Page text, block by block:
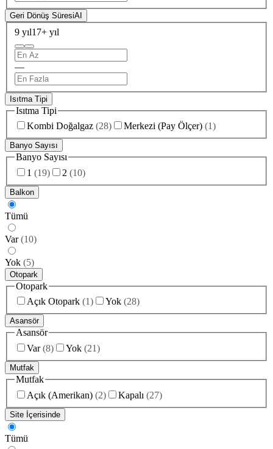
Geri Dönüş SüresiAI
9 yıl17+ yıl
—
Isıtma Tipi
Isıtma Tipi
Kombi Doğalgaz (28) Merkezi (Pay Ölçer) (1)
Banyo Sayısı
Banyo Sayısı
1 (19) 2 (10)
Balkon
Tümü
Var (10)
Yok (5)
Otopark
Otopark
Açık Otopark (1) Yok (28)
Asansör
Asansör
Var (8) Yok (21)
Mutfak
Mutfak
Açık (Amerikan) (2) Kapalı (27)
Site İçerisinde
Tümü